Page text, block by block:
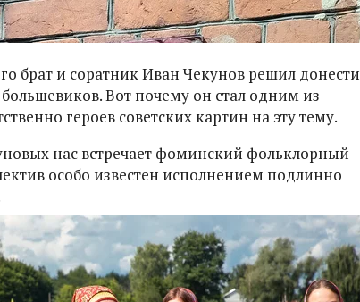
брат и соратник Иван Чекунов решил донести
Вот почему он стал одним из
героев советских картин на эту тему.
нас встречает фоминский фольклорный
особо известен исполнением подлинно